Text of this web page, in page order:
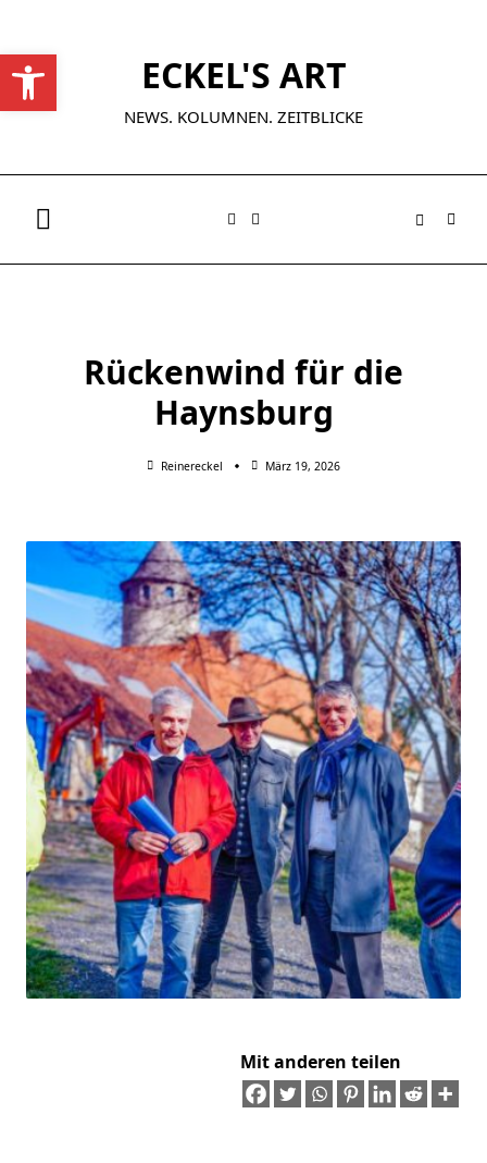
Werkzeugleiste öffnen
content
ECKEL'S ART
NEWS. KOLUMNEN. ZEITBLICKE
Rückenwind für die
Haynsburg
Reinereckel März 19, 2026
Mit anderen teilen